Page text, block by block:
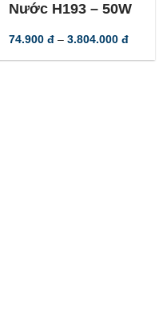
đ
Nước H193 – 50W
74.900đ – 3.804.000đKhoảng
từ